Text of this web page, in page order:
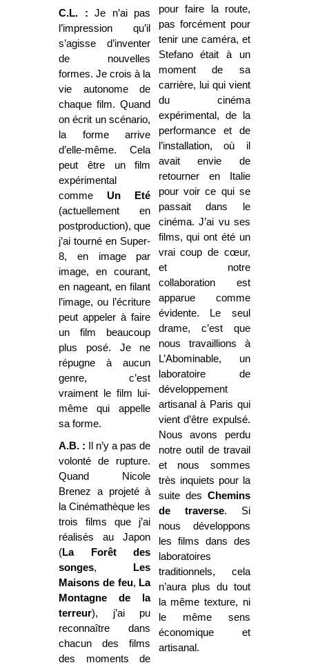
C.L. : Je n’ai pas
l’impression qu’il
s’agisse d’inventer
de nouvelles
formes. Je crois à la
vie autonome de
chaque film. Quand
on écrit un scénario,
la forme arrive
d’elle-même. Cela
peut être un film
expérimental
commeUn Eté
(actuellement en
postproduction), que
j’ai tourné en Super-
8, en image par
image, en courant,
en nageant, en filant
l’image, ou l’écriture
peut appeler à faire
un film beaucoup
plus posé. Je ne
répugne à aucun
genre, c’est
vraiment le film lui-
même qui appelle
sa forme.
A.B. : Il n’y a pas de
volonté de rupture.
Quand Nicole
Brenez a projeté à
la Cinémathèque les
trois films que j’ai
réalisés au Japon
(La Forêtdes
songes, Les
Maisons de feu, La
Montagne de la
terreur), j’ai pu
reconnaître dans
chacun des films
des moments de
pour faire la route,
pas forcément pour
tenir une caméra, et
Stefano était à un
moment de sa
carrière, lui qui vient
du cinéma
expérimental, de la
performance et de
l’installation, où il
avait envie de
retourner en Italie
pour voir ce qui se
passait dans le
cinéma. J’ai vu ses
films, qui ont été un
vrai coup de cœur,
et notre
collaboration est
apparue comme
évidente. Le seul
drame, c’est que
nous travaillions à
L’Abominable, un
laboratoire de
développement
artisanal à Paris qui
vient d’être expulsé.
Nous avons perdu
notre outil de travail
et nous sommes
très inquiets pour la
suite des Chemins
de traverse. Si
nous développons
les films dans des
laboratoires
traditionnels, cela
n’aura plus du tout
la même texture, ni
le même sens
économique et
artisanal.